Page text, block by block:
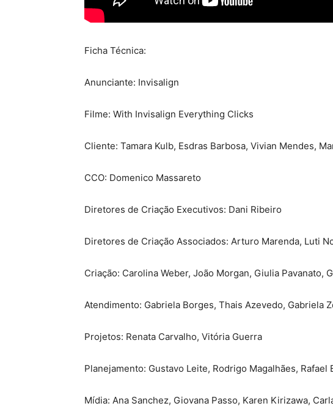
Ficha Técnica:
Anunciante: Invisalign
Filme: With Invisalign Everything Clicks
Cliente: Tamara Kulb, Esdras Barbosa, Vivian Mendes,
CCO: Domenico Massareto
Diretores de Criação Executivos: Dani Ribeiro
Diretores de Criação Associados: Arturo Marenda, Luti
Criação: Carolina Weber, João Morgan, Giulia Pavanato,
Atendimento: Gabriela Borges, Thais Azevedo, Gabriela
Projetos: Renata Carvalho, Vitória Guerra
Planejamento: Gustavo Leite, Rodrigo Magalhães, Rafael
Mídia: Ana Sanchez, Giovana Passo, Karen Kirizawa,